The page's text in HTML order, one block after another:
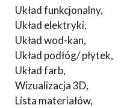
Układ funkcjonalny,
Układ elektryki,
Układ wod-kan,
Układ podłóg/ płytek,
Układ farb,
Wizualizacja 3D,
Lista materiałów,